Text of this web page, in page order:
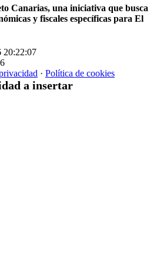
Canarias, una iniciativa que busca
y fiscales específicas para El
20:22:07
· Política de cookies
a insertar